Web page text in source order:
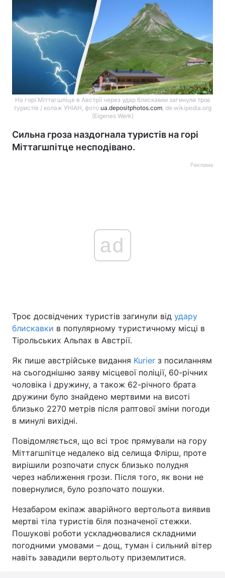
На горі Міттагшпіце в Австрії через удар блискавки загинули троє
туристів / колаж УНІАН, фото ua.depositphotos.com, de.wikipedia.org
(Eigenes Werk)
Сильна гроза наздогнала туристів на горі
Міттагшпітце несподівано.
Реклама
ad
Троє досвідчених туристів загинули від удару
блискавки в популярному туристичному місці в
Тірольських Альпах в Австрії.
Як пише австрійське видання Kurier з посиланням
на сьогоднішню заяву місцевої поліції, 60-річних
чоловіка і дружину, а також 62-річного брата
дружини було знайдено мертвими на висоті
близько 2270 метрів після раптової зміни погоди
в минулі вихідні.
Повідомляється, що всі троє прямували на гору
Міттагшпітце недалеко від селища Флірш, проте
вирішили розпочати спуск близько полудня
через наближення грози. Після того, як вони не
повернулися, було розпочато пошуки.
Незабаром екіпаж аварійного вертольота виявив
мертві тіла туристів біля позначеної стежки.
Пошукові роботи ускладнювалися складними
погодними умовами – дощ, туман і сильний вітер
навіть завадили вертольоту приземлитися.